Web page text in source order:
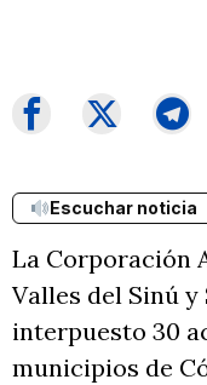
Escuchar noticia
La Corporación
Valles del Sinú y
interpuesto 30
municipios de